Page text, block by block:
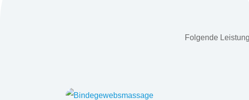
Folgende